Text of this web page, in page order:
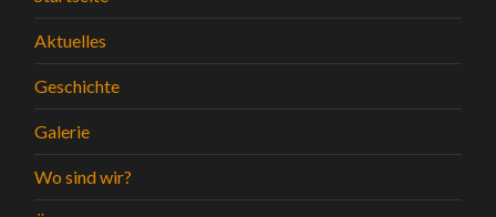
Aktuelles
Geschichte
Galerie
Wo sind wir?